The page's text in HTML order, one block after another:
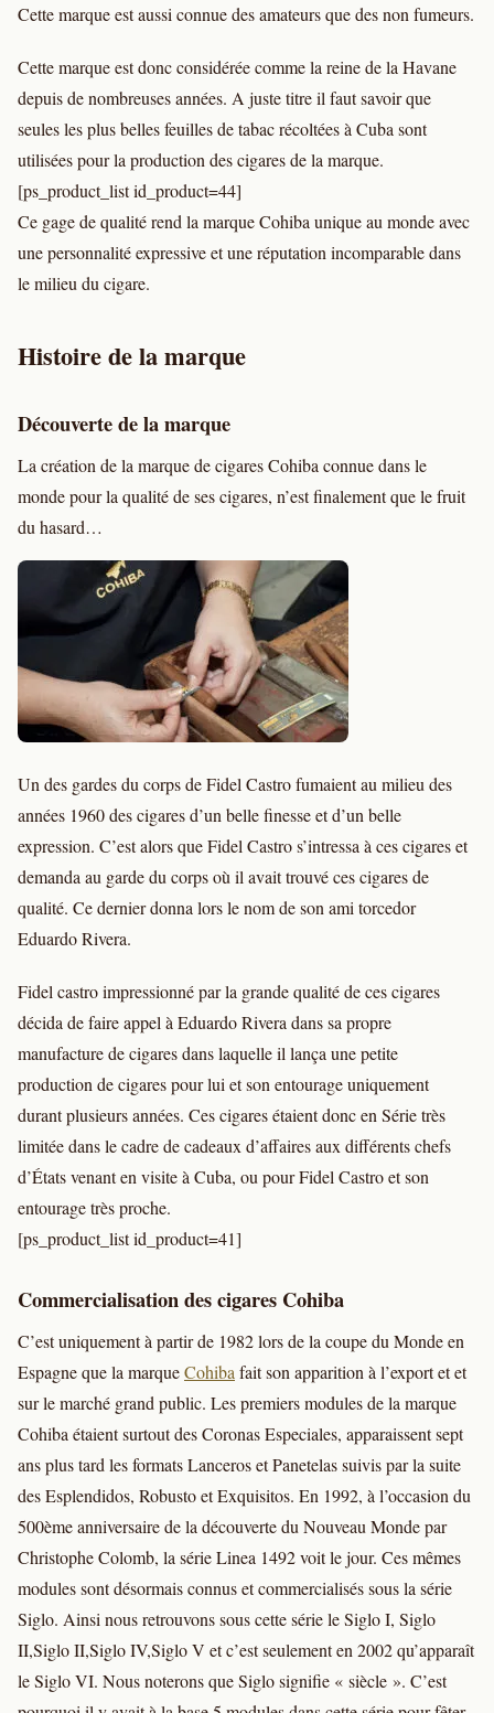
Cette marque est aussi connue des amateurs que des non fumeurs.
Cette marque est donc considérée comme la reine de la Havane
depuis de nombreuses années. A juste titre il faut savoir que
seules les plus belles feuilles de tabac récoltées à Cuba sont
utilisées pour la production des cigares de la marque.
[ps_product_list id_product=44]
Ce gage de qualité rend la marque Cohiba unique au monde avec
une personnalité expressive et une réputation incomparable dans
le milieu du cigare.
Histoire de la marque
Découverte de la marque
La création de la marque de cigares Cohiba connue dans le
monde pour la qualité de ses cigares, n’est finalement que le fruit
du hasard…
Un des gardes du corps de Fidel Castro fumaient au milieu des
années 1960 des cigares d’un belle finesse et d’un belle
expression. C’est alors que Fidel Castro s’intressa à ces cigares et
demanda au garde du corps où il avait trouvé ces cigares de
qualité. Ce dernier donna lors le nom de son ami torcedor
Eduardo Rivera.
Fidel castro impressionné par la grande qualité de ces cigares
décida de faire appel à Eduardo Rivera dans sa propre
manufacture de cigares dans laquelle il lança une petite
production de cigares pour lui et son entourage uniquement
durant plusieurs années. Ces cigares étaient donc en Série très
limitée dans le cadre de cadeaux d’affaires aux différents chefs
d’États venant en visite à Cuba, ou pour Fidel Castro et son
entourage très proche.
[ps_product_list id_product=41]
Commercialisation des cigares Cohiba
C’est uniquement à partir de 1982 lors de la coupe du Monde en
Espagne que la marqueCohiba fait son apparition à l’export et et
sur le marché grand public. Les premiers modules de la marque
Cohiba étaient surtout des Coronas Especiales, apparaissent sept
ans plus tard les formats Lanceros et Panetelas suivis par la suite
des Esplendidos, Robusto et Exquisitos. En 1992, à l’occasion du
500ème anniversaire de la découverte du Nouveau Monde par
Christophe Colomb, la série Linea 1492 voit le jour. Ces mêmes
modules sont désormais connus et commercialisés sous la série
Siglo. Ainsi nous retrouvons sous cette série le Siglo I, Siglo
II,Siglo II,Siglo IV,Siglo V et c’est seulement en 2002 qu’apparaît
le Siglo VI. Nous noterons que Siglo signifie « siècle ». C’est